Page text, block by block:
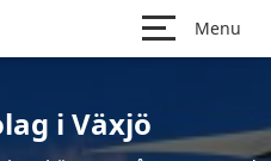
Menu
i Växjö